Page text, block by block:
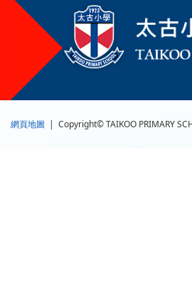
網頁地圖 | Copyright© TAIKOO PRIMARY